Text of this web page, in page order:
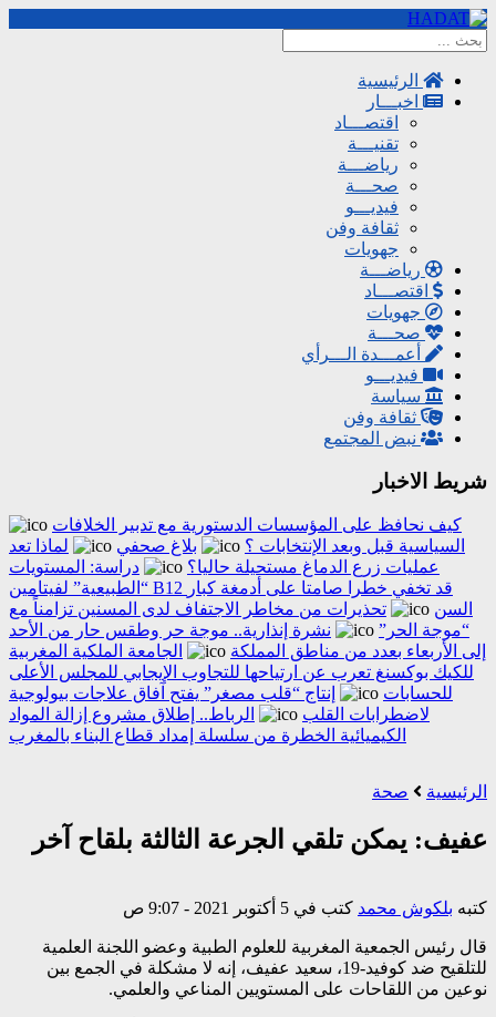
الرئيسية
اخبـــار
اقتصـــاد
تقنيـــة
رياضـــة
صحـــة
فيديـــو
ثقافة وفن
جهويات
رياضـــة
اقتصـــاد
جهويات
صحـــة
أعمـــدة الـــرأي
فيديـــو
سياسة
ثقافة وفن
نبض المجتمع
شريط الاخبار
كيف نحافظ على المؤسسات الدستورية مع تدبير الخلافات
السياسية قبل وبعد الإنتخابات ؟
بلاغ صحفي
لماذا تعد
عمليات زرع الدماغ مستحيلة حاليا؟
دراسة: المستويات
“الطبيعية” لفيتامين B12 قد تخفي خطرا صامتا على أدمغة كبار
السن
تحذيرات من مخاطر الاجتفاف لدى المسنين تزامناً مع
“موجة الحر”
نشرة إنذارية.. موجة حر وطقس حار من الأحد
إلى الأربعاء بعدد من مناطق المملكة
الجامعة الملكية المغربية
للكيك بوكسنغ تعرب عن ارتياحها للتجاوب الإيجابي للمجلس الأعلى
للحسابات
إنتاج “قلب مصغر” يفتح آفاق علاجات بيولوجية
لاضطرابات القلب
الرباط.. إطلاق مشروع إزالة المواد
الكيميائية الخطرة من سلسلة إمداد قطاع البناء بالمغرب
الرئيسية صحة
عفيف: يمكن تلقي الجرعة الثالثة بلقاح آخر
كتبه بلكوش محمد كتب في 5 أكتوبر 2021 - 9:07 ص
قال رئيس الجمعية المغربية للعلوم الطبية وعضو اللجنة العلمية
للتلقيح ضد كوفيد-19، سعيد عفيف، إنه لا مشكلة في الجمع بين
نوعين من اللقاحات على المستويين المناعي والعلمي.